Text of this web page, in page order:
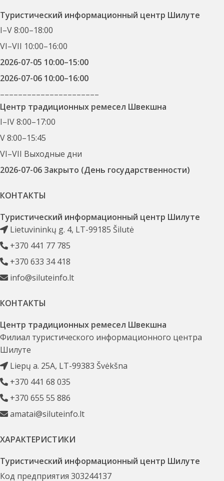
Туристический информационный центр Шилуте
I–V 8:00–18:00
VI–VII 10:00–16:00
2026-07-05 10:00–15:00
2026-07-06 10:00–16:00
––––––––––––––––––––––
Центр традиционных ремесел Швекшна
I–IV 8:00–17:00
V 8:00–15:45
VI–VII Выходные дни
2026-07-06 Закрыто (День государственности)
КОНТАКТЫ
Туристический информационный центр Шилуте
Lietuvininkų g. 4, LT-99185 Šilutė
+370 441 77 785
+370 633 34 418
info@siluteinfo.lt
КОНТАКТЫ
Центр традиционных ремесел Швекшна
Филиал туристического информационного центра
Шилуте
Liepų a. 25A, LT-99383 Švėkšna
+370 441 68 035
+370 655 55 886
amatai@siluteinfo.lt
ХАРАКТЕРИСТИКИ
Туристический информационный центр Шилуте
Код предприятия 303244137